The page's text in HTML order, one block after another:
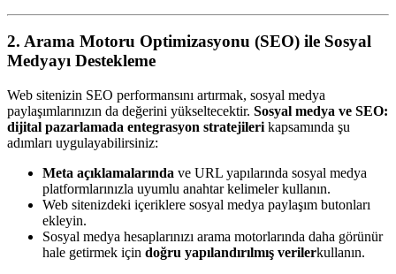
2. Arama Motoru Optimizasyonu (SEO) ile Sosyal
Medyayı Destekleme
Web sitenizin SEO performansını artırmak, sosyal medya
paylaşımlarınızın da değerini yükseltecektir. Sosyal medya ve SEO:
dijital pazarlamada entegrasyon stratejileri kapsamında şu
adımları uygulayabilirsiniz:
Meta açıklamalarında ve URL yapılarında sosyal medya
platformlarınızla uyumlu anahtar kelimeler kullanın.
Web sitenizdeki içeriklere sosyal medya paylaşım butonları
ekleyin.
Sosyal medya hesaplarınızı arama motorlarında daha görünür
hale getirmek için doğru yapılandırılmış verilerkullanın.